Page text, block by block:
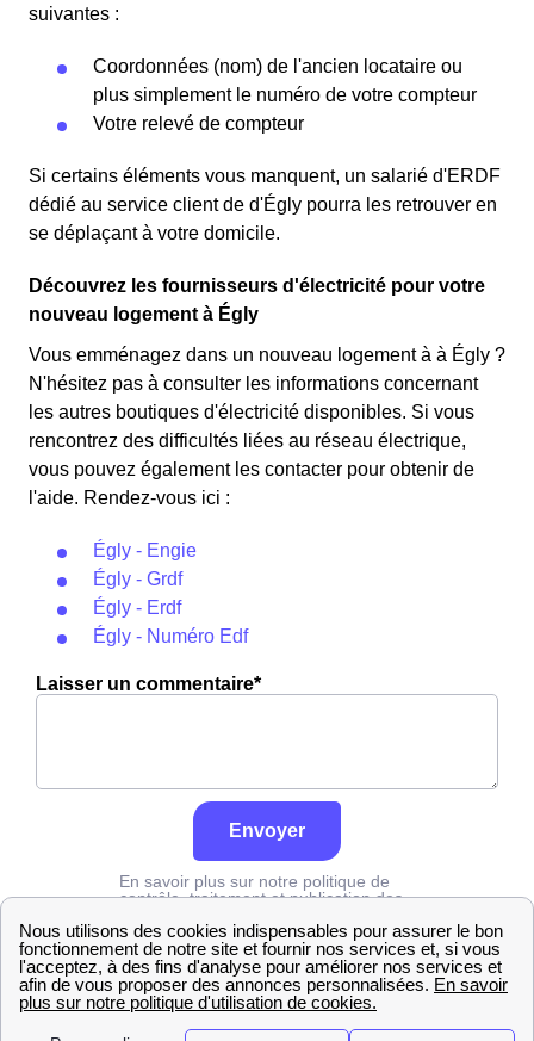
suivantes :
Coordonnées (nom) de l'ancien locataire ou
plus simplement le numéro de votre compteur
Votre relevé de compteur
Si certains éléments vous manquent, un salarié d'ERDF
dédié au service client de d'Égly pourra les retrouver en
se déplaçant à votre domicile.
Découvrez les fournisseurs d'électricité pour votre
nouveau logement à Égly
Vous emménagez dans un nouveau logement à à Égly ?
N'hésitez pas à consulter les informations concernant
les autres boutiques d'électricité disponibles. Si vous
rencontrez des difficultés liées au réseau électrique,
vous pouvez également les contacter pour obtenir de
l'aide. Rendez-vous ici :
Égly - Engie
Égly - Grdf
Égly - Erdf
Égly - Numéro Edf
Laisser un commentaire*
Envoyer
En savoir plus sur notre politique de
contrôle, traitement et publication des
Edf Essonne Égly